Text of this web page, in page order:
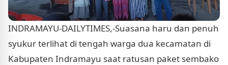
INDRAMAYU-DAILYTIMES,-Suasana haru dan penuh
syukur terlihat di tengah warga dua kecamatan di
Kabupaten Indramayu saat ratusan paket sembako